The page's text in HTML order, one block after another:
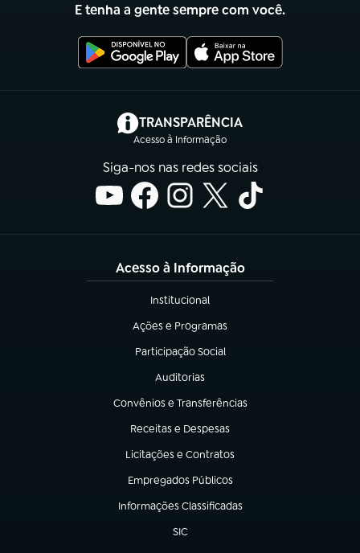
E tenha a gente sempre com você.
TRANSPARÊNCIA
Acesso à Informação
(abre em nova aba)
Siga-nos nas redes sociais
Acesso à Informação
Institucional
(abre em nova aba)
Ações e Programas
(abre em nova aba)
Participação Social
(abre em nova aba)
Auditorias
(abre em nova aba)
Convênios e Transferências
(abre em nova aba)
Receitas e Despesas
(abre em nova aba)
Licitações e Contratos
(abre em nova aba)
Empregados Públicos
(abre em nova aba)
Informações Classificadas
(abre em nova aba)
SIC
(abre em nova aba)